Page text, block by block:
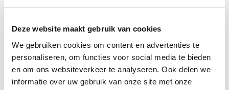
Deze website maakt gebruik van cookies
We gebruiken cookies om content en advertenties te
personaliseren, om functies voor social media te bieden
en om ons websiteverkeer te analyseren. Ook delen we
informatie over uw gebruik van onze site met onze